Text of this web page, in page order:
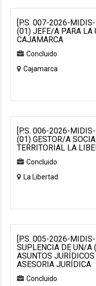
[P.S. 007-2026-
(01) JEFE/A PARA LA
CAJAMARCA
Concluido
Cajamarca
[P.S. 006-2026-
(01) GESTOR/A
TERRITORIAL LA
Concluido
La Libertad
[P.S. 005-2026-
SUPLENCIA DE UN/A
ASUNTOS
ASESORIA JURÍDICA
Concluido